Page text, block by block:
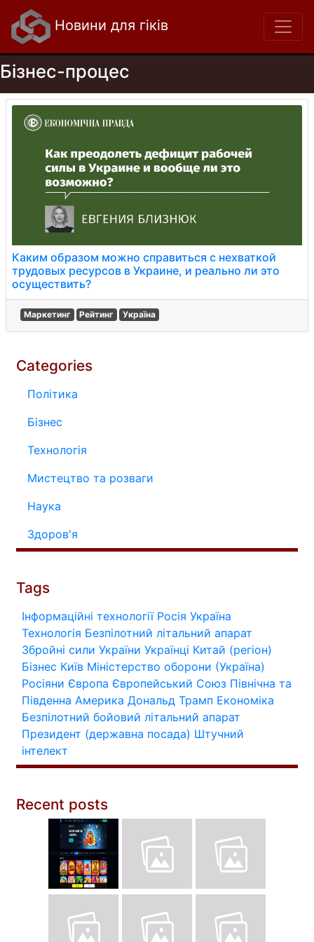
Новини для гіків
Бізнес-процес
Каким образом можно справиться с нехваткой
трудовых ресурсов в Украине, и реально ли это
осуществить?
Маркетинг Рейтинг Україна
Categories
Політика
Бізнес
Технологія
Мистецтво та розваги
Наука
Здоров'я
Tags
Інформаційні технології Росія Україна
Технологія Безпілотний літальний апарат
Збройні сили України Українці Китай (регіон)
Бізнес Київ Міністерство оборони (Україна)
Росіяни Європа Європейський Союз Північна та
Південна Америка Дональд Трамп Економіка
Безпілотний бойовий літальний апарат
Президент (державна посада) Штучний
інтелект
Recent posts